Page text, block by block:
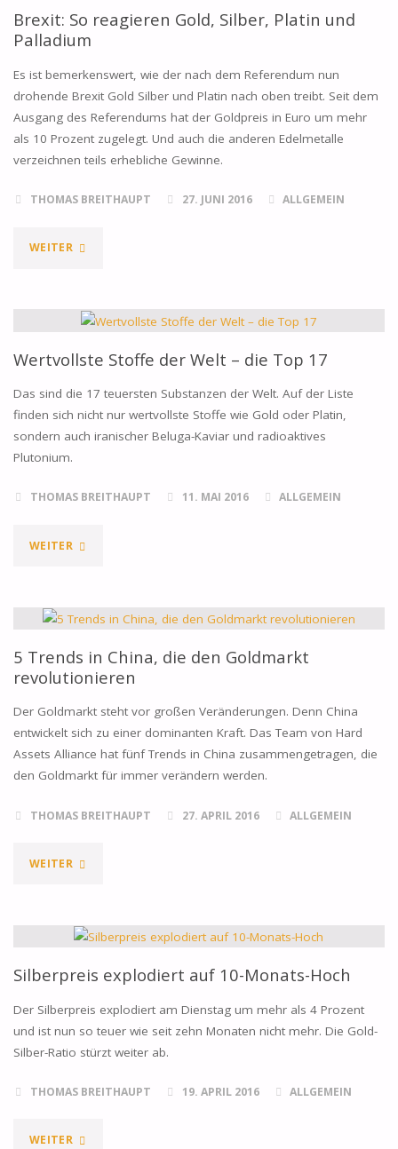
CHINA
TREIBT
SILBERPREIS"
Brexit: So reagieren Gold, Silber, Platin und
Palladium
Es ist bemerkenswert, wie der nach dem Referendum nun
drohende Brexit Gold Silber und Platin nach oben treibt. Seit dem
Ausgang des Referendums hat der Goldpreis in Euro um mehr
als 10 Prozent zugelegt. Und auch die anderen Edelmetalle
verzeichnen teils erhebliche Gewinne.
THOMAS BREITHAUPT 27. JUNI 2016 ALLGEMEIN
WEITER"BREXIT:
REAGIEREN
GOLD,
SILBER,
PLATIN
UND
PALLADIUM"
Wertvollste Stoffe der Welt – die Top 17
Das sind die 17 teuersten Substanzen der Welt. Auf der Liste
finden sich nicht nur wertvollste Stoffe wie Gold oder Platin,
sondern auch iranischer Beluga-Kaviar und radioaktives
Plutonium.
THOMAS BREITHAUPT 11. MAI 2016 ALLGEMEIN
WEITER"WERTVOLLSTE
DER
WELT
–
TOP
5 Trends in China, die den Goldmarkt
revolutionieren
Der Goldmarkt steht vor großen Veränderungen. Denn China
entwickelt sich zu einer dominanten Kraft. Das Team von Hard
Assets Alliance hat fünf Trends in China zusammengetragen, die
den Goldmarkt für immer verändern werden.
THOMAS BREITHAUPT 27. APRIL 2016 ALLGEMEIN
WEITER"5
IN
CHINA,
DIE
DEN
Silberpreis explodiert auf 10-Monats-Hoch
Der Silberpreis explodiert am Dienstag um mehr als 4 Prozent
und ist nun so teuer wie seit zehn Monaten nicht mehr. Die Gold-
Silber-Ratio stürzt weiter ab.
THOMAS BREITHAUPT 19. APRIL 2016 ALLGEMEIN
WEITER"SILBERPREIS